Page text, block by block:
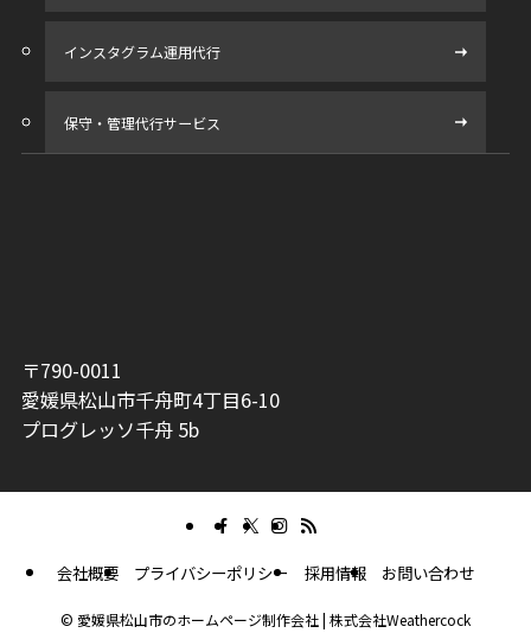
インスタグラム運用代行
保守・管理代行サービス
〒790-0011
愛媛県松山市千舟町4丁目6-10
プログレッソ千舟 5b
会社概要 プライバシーポリシー 採用情報 お問い合わせ
© 愛媛県松山市のホームページ制作会社 | 株式会社Weathercock